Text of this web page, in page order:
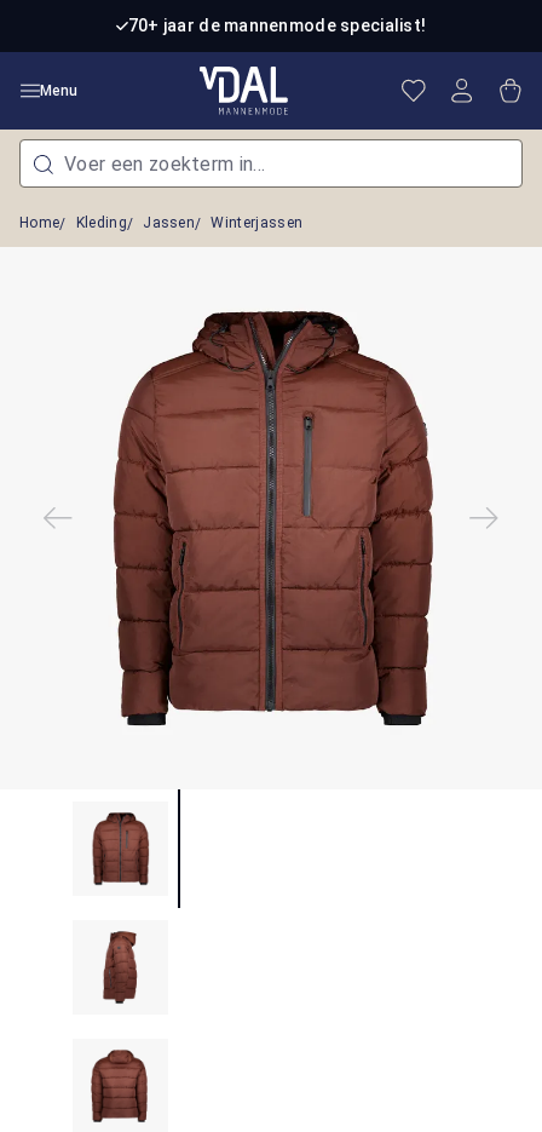
Ga naar de hoofdinhoud70+ jaar de mannenmode specialist!
Menu Je hebt 0
Home Kleding Jassen Winterjassen